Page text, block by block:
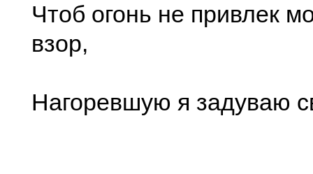
Чтоб огонь не привлек
взор,
Нагоревшую я задуваю